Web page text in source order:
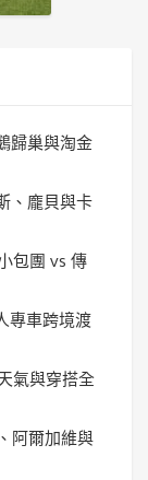
歸巢與淘金
、龐貝與卡
包團 vs 傳
專車跨境渡
氣與穿搭全
阿爾加維與